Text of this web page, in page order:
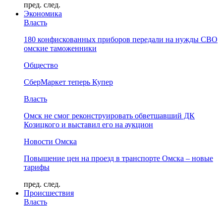
пред. след.
Экономика
Власть
180 конфискованных приборов передали на нужды СВО
омские таможенники
Общество
СберМаркет теперь Купер
Власть
Омск не смог реконструировать обветшавший ДК
Козицкого и выставил его на аукцион
Новости Омска
Повышение цен на проезд в транспорте Омска – новые
тарифы
пред. след.
Происшествия
Власть